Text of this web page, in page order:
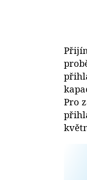
Pro